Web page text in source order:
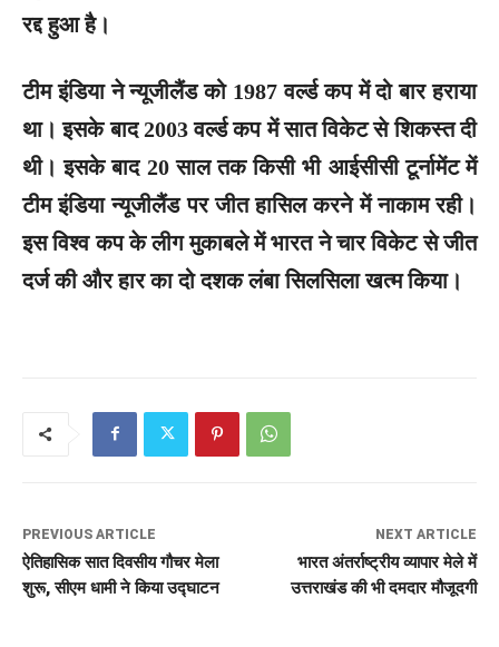
रद्द हुआ है।
टीम इंडिया ने न्यूजीलैंड को 1987 वर्ल्ड कप में दो बार हराया
था। इसके बाद 2003 वर्ल्ड कप में सात विकेट से शिकस्त दी
थी। इसके बाद 20 साल तक किसी भी आईसीसी टूर्नामेंट में
टीम इंडिया न्यूजीलैंड पर जीत हासिल करने में नाकाम रही।
इस विश्व कप के लीग मुकाबले में भारत ने चार विकेट से जीत
दर्ज की और हार का दो दशक लंबा सिलसिला खत्म किया।
PREVIOUS ARTICLE
ऐतिहासिक सात दिवसीय गौचर मेला
शुरू, सीएम धामी ने किया उद्घाटन
NEXT ARTICLE
भारत अंतर्राष्ट्रीय व्यापार मेले में
उत्तराखंड की भी दमदार मौजूदगी